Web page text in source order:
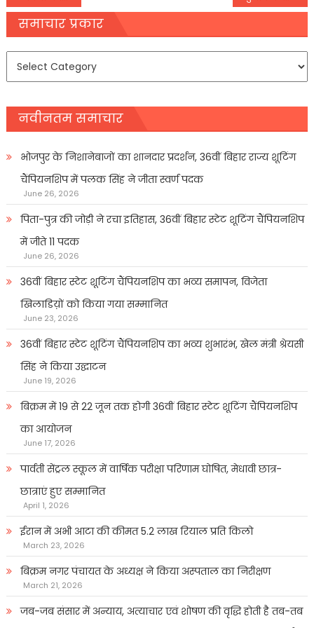
navigation
समाचार प्रकार
समाचार
नवीनतम समाचार
भोजपुर के निशानेबाजों का शानदार प्रदर्शन, 36वीं बिहार राज्य शूटिंग
चैंपियनशिप में पलक सिंह ने जीता स्वर्ण पदक
June 26, 2026
पिता-पुत्र की जोड़ी ने रचा इतिहास, 36वीं बिहार स्टेट शूटिंग चैंपियनशिप
में जीते 11 पदक
June 26, 2026
36वीं बिहार स्टेट शूटिंग चैंपियनशिप का भव्य समापन, विजेता
खिलाडिय़ों को किया गया सम्मानित
June 23, 2026
36वीं बिहार स्टेट शूटिंग चैंपियनशिप का भव्य शुभारंभ, खेल मंत्री श्रेयसी
सिंह ने किया उद्घाटन
June 19, 2026
बिक्रम में 19 से 22 जून तक होगी 36वीं बिहार स्टेट शूटिंग चैंपियनशिप
का आयोजन
June 17, 2026
पार्वती सेंट्रल स्कूल में वार्षिक परीक्षा परिणाम घोषित, मेधावी छात्र-
छात्राएं हुए सम्मानित
April 1, 2026
ईरान में अभी आटा की कीमत 5.2 लाख रियाल प्रति किलो
March 23, 2026
बिक्रम नगर पंचायत के अध्यक्ष ने किया अस्पताल का निरीक्षण
March 21, 2026
जब-जब संसार में अन्याय, अत्याचार एवं शोषण की वृद्धि होती है तब-तब